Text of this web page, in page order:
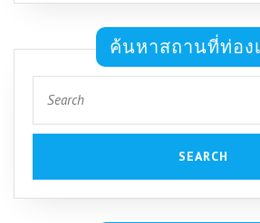
ค้นหาสถานที่ท่อง
for: